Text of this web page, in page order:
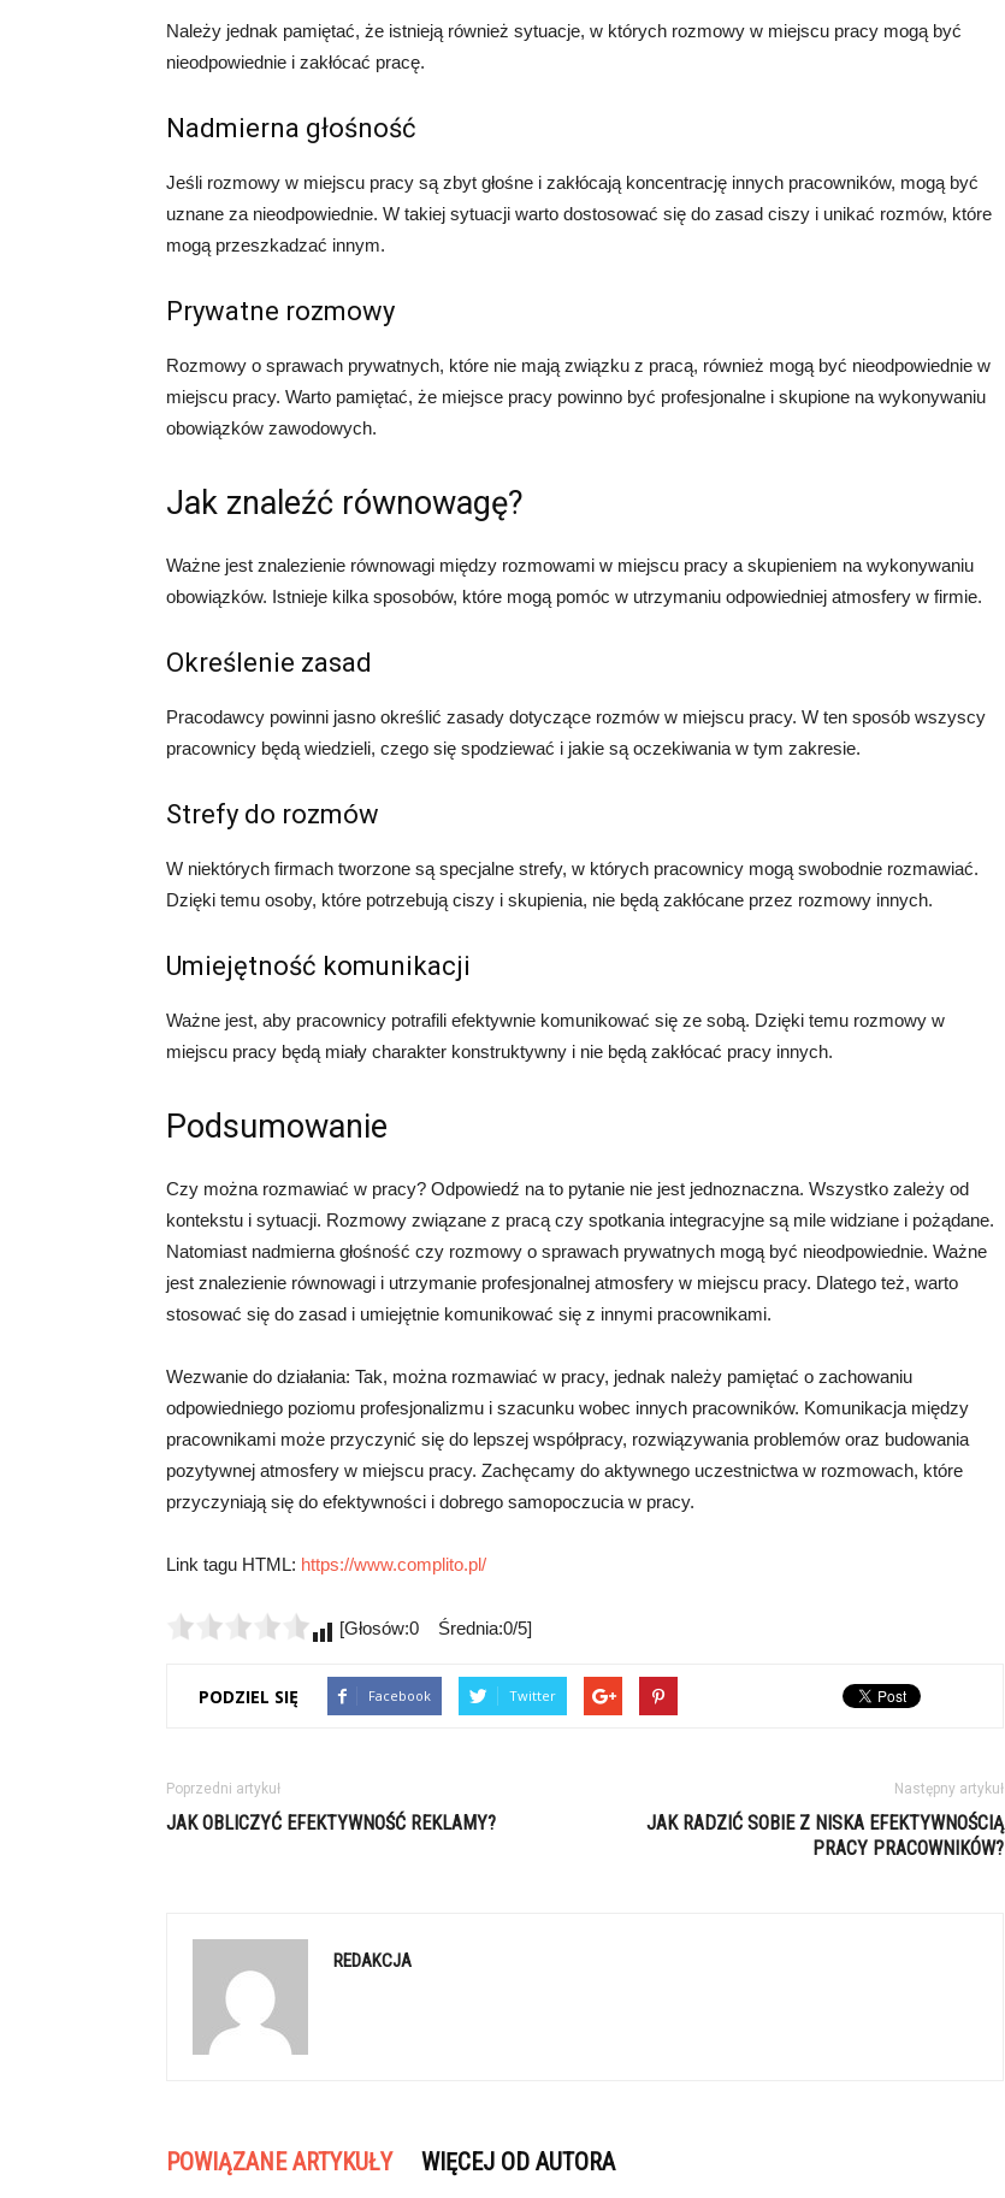
Należy jednak pamiętać, że istnieją również sytuacje, w których rozmowy w miejscu pracy mogą być
nieodpowiednie i zakłócać pracę.
Nadmierna głośność
Jeśli rozmowy w miejscu pracy są zbyt głośne i zakłócają koncentrację innych pracowników, mogą być
uznane za nieodpowiednie. W takiej sytuacji warto dostosować się do zasad ciszy i unikać rozmów, które
mogą przeszkadzać innym.
Prywatne rozmowy
Rozmowy o sprawach prywatnych, które nie mają związku z pracą, również mogą być nieodpowiednie w
miejscu pracy. Warto pamiętać, że miejsce pracy powinno być profesjonalne i skupione na wykonywaniu
obowiązków zawodowych.
Jak znaleźć równowagę?
Ważne jest znalezienie równowagi między rozmowami w miejscu pracy a skupieniem na wykonywaniu
obowiązków. Istnieje kilka sposobów, które mogą pomóc w utrzymaniu odpowiedniej atmosfery w firmie.
Określenie zasad
Pracodawcy powinni jasno określić zasady dotyczące rozmów w miejscu pracy. W ten sposób wszyscy
pracownicy będą wiedzieli, czego się spodziewać i jakie są oczekiwania w tym zakresie.
Strefy do rozmów
W niektórych firmach tworzone są specjalne strefy, w których pracownicy mogą swobodnie rozmawiać.
Dzięki temu osoby, które potrzebują ciszy i skupienia, nie będą zakłócane przez rozmowy innych.
Umiejętność komunikacji
Ważne jest, aby pracownicy potrafili efektywnie komunikować się ze sobą. Dzięki temu rozmowy w
miejscu pracy będą miały charakter konstruktywny i nie będą zakłócać pracy innych.
Podsumowanie
Czy można rozmawiać w pracy? Odpowiedź na to pytanie nie jest jednoznaczna. Wszystko zależy od
kontekstu i sytuacji. Rozmowy związane z pracą czy spotkania integracyjne są mile widziane i pożądane.
Natomiast nadmierna głośność czy rozmowy o sprawach prywatnych mogą być nieodpowiednie. Ważne
jest znalezienie równowagi i utrzymanie profesjonalnej atmosfery w miejscu pracy. Dlatego też, warto
stosować się do zasad i umiejętnie komunikować się z innymi pracownikami.
Wezwanie do działania: Tak, można rozmawiać w pracy, jednak należy pamiętać o zachowaniu
odpowiedniego poziomu profesjonalizmu i szacunku wobec innych pracowników. Komunikacja między
pracownikami może przyczynić się do lepszej współpracy, rozwiązywania problemów oraz budowania
pozytywnej atmosfery w miejscu pracy. Zachęcamy do aktywnego uczestnictwa w rozmowach, które
przyczyniają się do efektywności i dobrego samopoczucia w pracy.
Link tagu HTML: https://www.complito.pl/
[Głosów:0 Średnia:0/5]
PODZIEL SIĘ Facebook Twitter
Poprzedni artykuł
JAK OBLICZYĆ EFEKTYWNOŚĆ REKLAMY?
Następny artykuł
JAK RADZIĆ SOBIE Z NISKA EFEKTYWNOŚCIĄ
PRACY PRACOWNIKÓW?
REDAKCJA
POWIĄZANE ARTYKUŁY WIĘCEJ OD AUTORA